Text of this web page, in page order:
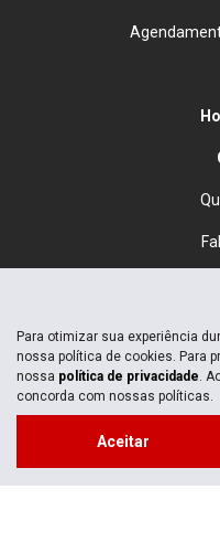
No trânsito,
Fort Motos LTDA
Para otimizar sua experiência
nossa política de cookies. Para
nossa política de privacidade.
concorda com nossas políticas.
Aceitar